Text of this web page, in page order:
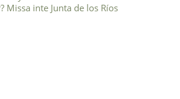
Missa inte Junta de los Ríos